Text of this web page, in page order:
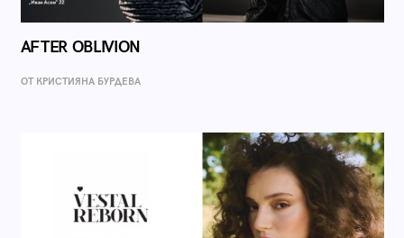
AFTER OBLIVION
ОТ КРИСТИЯНА БУРДЕВА